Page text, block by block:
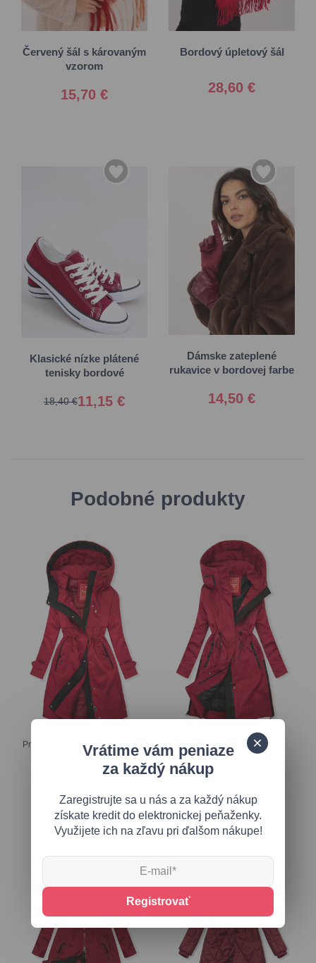
Červený šál s károvaným
vzorom
15,70 €
Univerzálna
Bordový úpletový šál
28,60 €
Univerzálna
Klasické nízke plátené
tenisky bordové
11,15 €
18,40 €
37 38
40
Dámske zateplené
rukavice v bordovej farbe
14,50 €
S/M
L/XL
Podobné produkty
Prechodná bunda v predĺženom
strihu červená
Červená prechodná bunda
FASHION
Vrátime vám peniaze
za každý nákup
Zaregistrujte sa u nás a za každý nákup
získate kredit do elektronickej peňaženky.
Využijete ich na zľavu pri ďalšom nákupe!
Registrovať